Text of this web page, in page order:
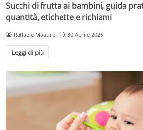
Succhi di frutta ai bambini, guida
quantità, etichette e richiami
Raffaele Moauro 30 Aprile 2026
Leggi di più